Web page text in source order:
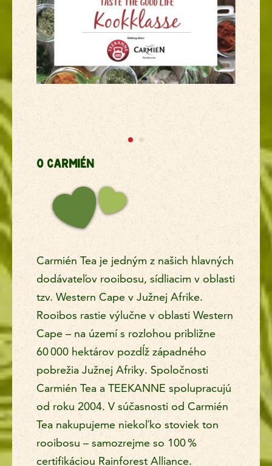
O CARMIÉN
Carmién Tea je jedným z našich hlavných
dodávateľov rooibosu, sídliacim v oblasti
tzv. Western Cape v Južnej Afrike.
Rooibos rastie výlučne v oblasti Western
Cape – na území s rozlohou približne
60 000 hektárov pozdĺž západného
pobrežia Južnej Afriky. Spoločnosti
Carmién Tea a TEEKANNE spolupracujú
od roku 2004. V súčasnosti od Carmién
Tea nakupujeme niekoľko stoviek ton
rooibosu – samozrejme so 100 %
certifikáciou Rainforest Alliance.